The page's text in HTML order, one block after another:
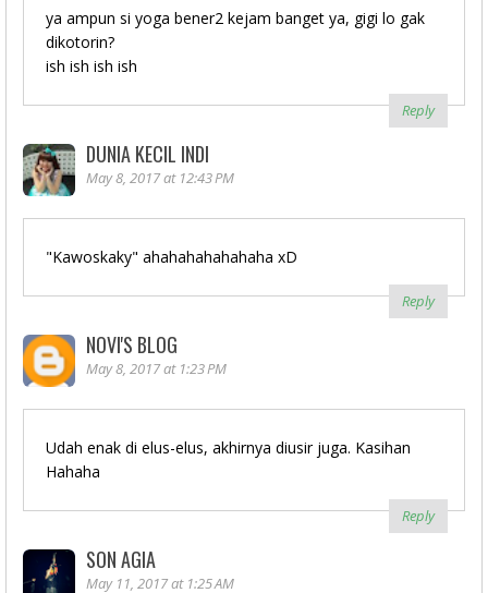
ya ampun si yoga bener2 kejam banget ya, gigi lo gak
dikotorin?
ish ish ish ish
Reply
DUNIA KECIL INDI
May 8, 2017 at 12:43 PM
"Kawoskaky" ahahahahahahaha xD
Reply
NOVI'S BLOG
May 8, 2017 at 1:23 PM
Udah enak di elus-elus, akhirnya diusir juga. Kasihan
Hahaha
Reply
SON AGIA
May 11, 2017 at 1:25 AM